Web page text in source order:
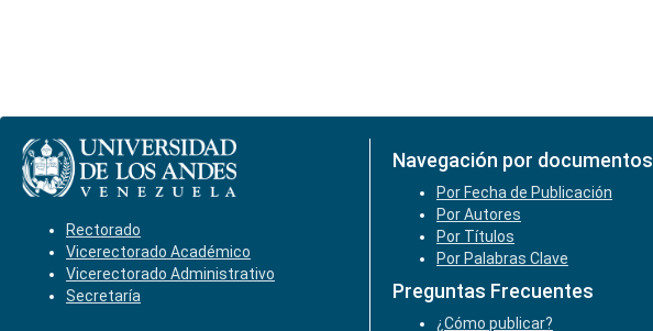
Rectorado
Vicerectorado Académico
Vicerectorado Administrativo
Secretaría
Navegación por documentos
Por Fecha de Publicación
Por Autores
Por Títulos
Por Palabras Clave
Preguntas Frecuentes
¿Cómo publicar?